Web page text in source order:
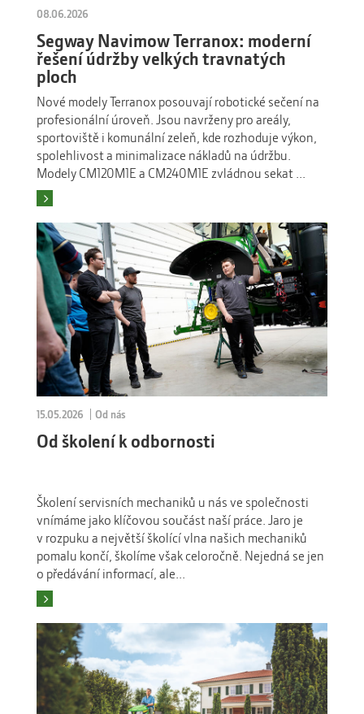
08.06.2026
Segway Navimow Terranox: moderní
řešení údržby velkých travnatých
ploch
Nové modely Terranox posouvají robotické sečení na
profesionální úroveň. Jsou navrženy pro areály,
sportoviště i komunální zeleň, kde rozhoduje výkon,
spolehlivost a minimalizace nákladů na údržbu.
Modely CM120M1E a CM240M1E zvládnou sekat ...
15.05.2026 Od nás
Od školení k odbornosti
Školení servisních mechaniků u nás ve společnosti
vnímáme jako klíčovou součást naší práce. Jaro je
v rozpuku a největší školící vlna našich mechaniků
pomalu končí, školíme však celoročně. Nejedná se jen
o předávání informací, ale...